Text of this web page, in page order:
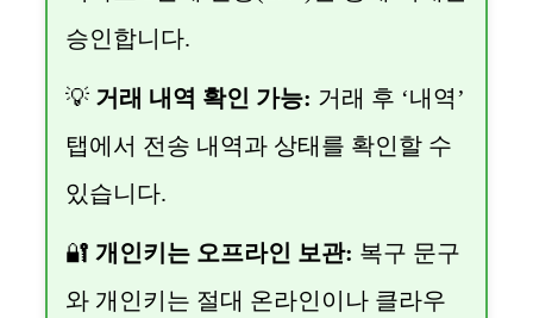
승인합니다.
💡 거래 내역 확인 가능: 거래 후 ‘내역’
탭에서 전송 내역과 상태를 확인할 수
있습니다.
🔐 개인키는 오프라인 보관: 복구 문구
와 개인키는 절대 온라인이나 클라우